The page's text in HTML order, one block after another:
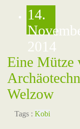
14.
2014
Eine Mütze
Welzow
Tags : Kobi